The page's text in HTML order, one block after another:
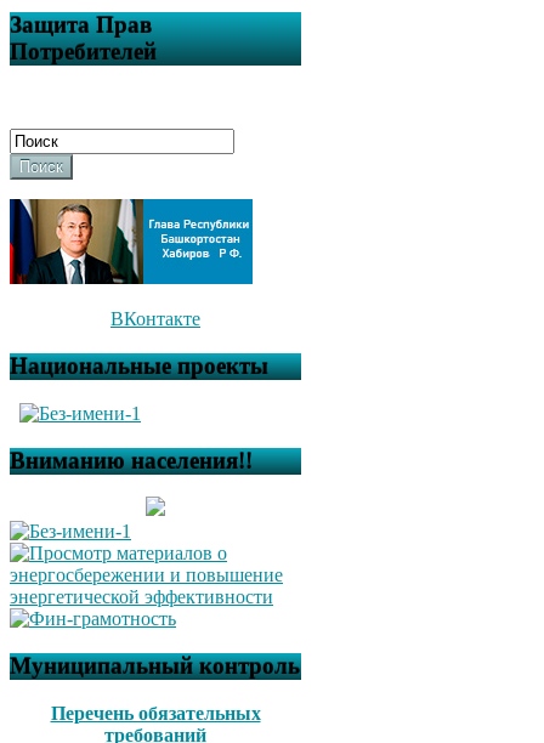
Защита Прав
Потребителей
Поиск
ВКонтакте
Национальные проекты
Вниманию населения!!
Муниципальный контроль
Перечень обязательных
требований